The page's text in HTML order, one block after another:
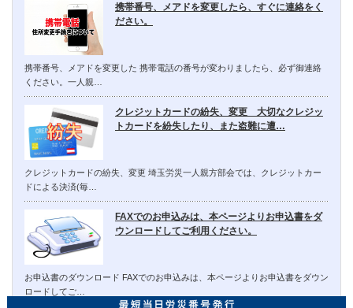
携帯番号、メアドを変更したら、すぐに連絡をく
ださい。
携帯番号、メアドを変更した 携帯電話の番号が変わりましたら、必ず御連絡
ください。一人親…
クレジットカードの紛失、変更 大切なクレジッ
トカードを紛失したり、また盗難に遭…
クレジットカードの紛失、変更 埼玉労災一人親方部会では、クレジットカー
ドによる決済(毎…
FAXでのお申込みは、本ページよりお申込書をダ
ウンロードしてご利用ください。
お申込書のダウンロード FAXでのお申込みは、本ページよりお申込書をダウン
ロードしてご…